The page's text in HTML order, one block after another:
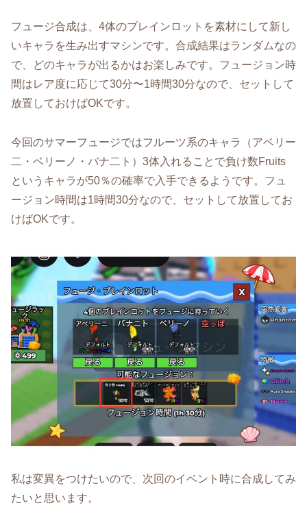
フュージ合成は、4体のブレインロットを素材にして新し
いキャラを生み出すマシンです。合成結果はランダムなの
で、どのキャラが出るかはお楽しみです。フュージョン時
間はレア度に応じて30分〜1時間30分なので、セットして
放置しておけばOKです。
今回のサマーフュージではフルーツ系のキャラ（アベリー
二・ベリーノ・バナ二ト）3体入れることで負け数Fruits
というキャラが50％の確率で入手できるようです。フュ
ージョン時間は1時間30分なので、セットして放置してお
けばOKです。
私は変異をつけたいので、次回のイベント時に合成してみ
たいと思います。